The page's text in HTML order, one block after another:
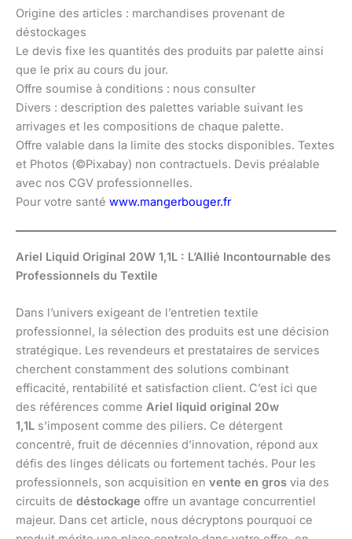
Origine des articles : marchandises provenant de
déstockages
Le devis fixe les quantités des produits par palette ainsi
que le prix au cours du jour.
Offre soumise à conditions : nous consulter
Divers : description des palettes variable suivant les
arrivages et les compositions de chaque palette.
Offre valable dans la limite des stocks disponibles. Textes
et Photos (©Pixabay) non contractuels. Devis préalable
avec nos CGV professionnelles.
Pour votre santé www.mangerbouger.fr
Ariel Liquid Original 20W 1,1L : L’Allié Incontournable des
Professionnels du Textile
Dans l’univers exigeant de l’entretien textile
professionnel, la sélection des produits est une décision
stratégique. Les revendeurs et prestataires de services
cherchent constamment des solutions combinant
efficacité, rentabilité et satisfaction client. C’est ici que
des références comme Ariel liquid original 20w
1,1L s’imposent comme des piliers. Ce détergent
concentré, fruit de décennies d’innovation, répond aux
défis des linges délicats ou fortement tachés. Pour les
professionnels, son acquisition en vente en gros via des
circuits de déstockage offre un avantage concurrentiel
majeur. Dans cet article, nous décryptons pourquoi ce